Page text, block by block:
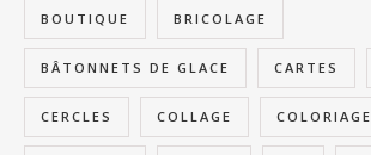
BOUTIQUE BRICOLAGE
BÂTONNETS DE GLACE CARTES
CERCLES COLLAGE COLORIAGE